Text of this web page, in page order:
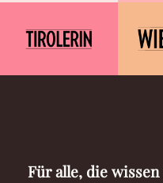
Für alle, die